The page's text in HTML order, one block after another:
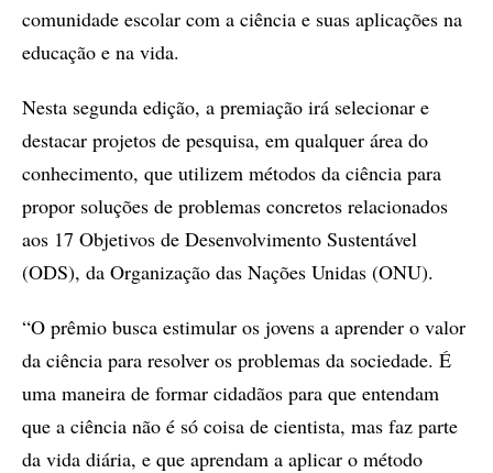
comunidade escolar com a ciência e suas aplicações na
educação e na vida.
Nesta segunda edição, a premiação irá selecionar e
destacar projetos de pesquisa, em qualquer área do
conhecimento, que utilizem métodos da ciência para
propor soluções de problemas concretos relacionados
aos 17 Objetivos de Desenvolvimento Sustentável
(ODS), da Organização das Nações Unidas (ONU).
“O prêmio busca estimular os jovens a aprender o valor
da ciência para resolver os problemas da sociedade. É
uma maneira de formar cidadãos para que entendam
que a ciência não é só coisa de cientista, mas faz parte
da vida diária, e que aprendam a aplicar o método